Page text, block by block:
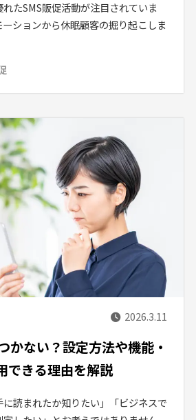
たSMS販促活動が注目されていま
ションから休眠顧客の掘り起こしま
2026.3.11
かない？設定方法や機能・
できる理由を解説
に読まれたか知りたい」「ビジネスで